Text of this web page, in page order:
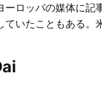
ーロッパの媒体に記
いたこともある。